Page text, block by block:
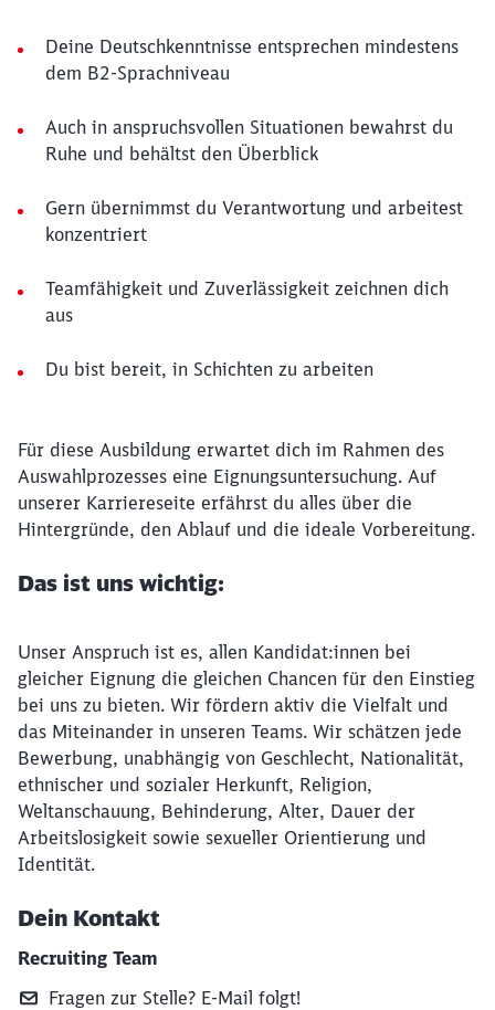
Deine Deutschkenntnisse entsprechen mindestens
dem B2-Sprachniveau
Auch in anspruchsvollen Situationen bewahrst du
Ruhe und behältst den Überblick
Gern übernimmst du Verantwortung und arbeitest
konzentriert
Teamfähigkeit und Zuverlässigkeit zeichnen dich
aus
Du bist bereit, in Schichten zu arbeiten
Für diese Ausbildung erwartet dich im Rahmen des
Auswahlprozesses eine Eignungsuntersuchung. Auf
unserer Karriereseite erfährst du alles über die
Hintergründe, den Ablauf und die ideale Vorbereitung.
Das ist uns wichtig:
Unser Anspruch ist es, allen Kandidat:innen bei
gleicher Eignung die gleichen Chancen für den Einstieg
bei uns zu bieten. Wir fördern aktiv die Vielfalt und
das Miteinander in unseren Teams. Wir schätzen jede
Bewerbung, unabhängig von Geschlecht, Nationalität,
ethnischer und sozialer Herkunft, Religion,
Weltanschauung, Behinderung, Alter, Dauer der
Arbeitslosigkeit sowie sexueller Orientierung und
Identität.
Dein Kontakt
Recruiting Team
Fragen zur Stelle? E‑Mail folgt!